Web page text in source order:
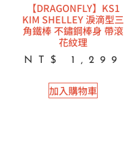
【DRAGONFLY】KS1
KIM SHELLEY 淚滴型三
角鐵棒 不鏽鋼棒身 帶滾
花紋理
NT$ 1,299
加入購物車